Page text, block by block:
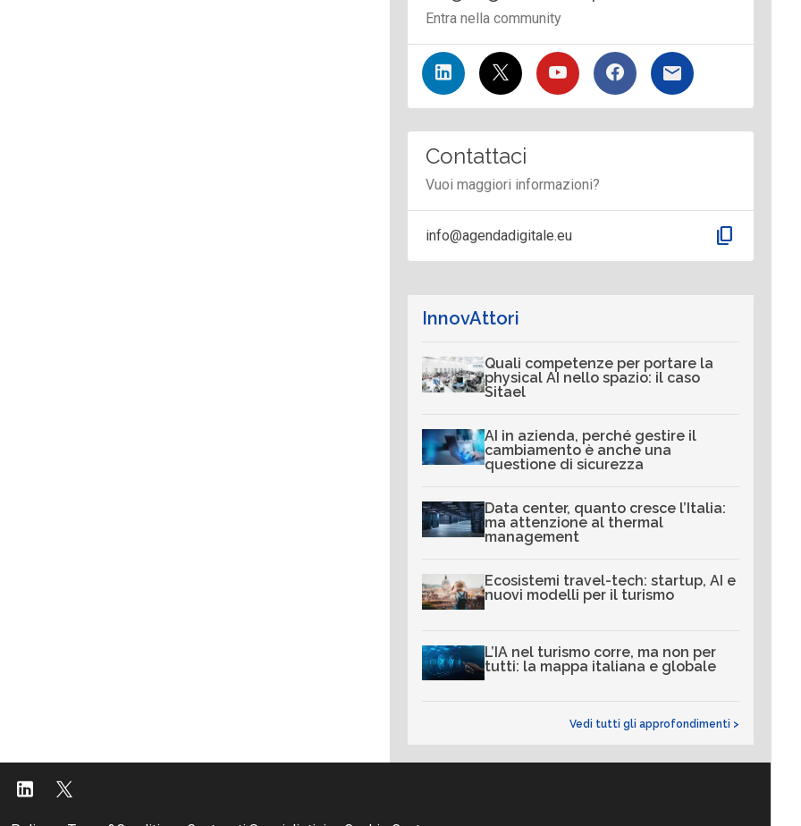
Entra nella community
Contattaci
Vuoi maggiori informazioni?
info@agendadigitale.eu content_copy
InnovAttori
Quali competenze per portare la
physical AI nello spazio: il caso
Sitael
AI in azienda, perché gestire il
cambiamento è anche una
questione di sicurezza
Data center, quanto cresce l’Italia:
ma attenzione al thermal
management
Ecosistemi travel-tech: startup, AI e
nuovi modelli per il turismo
L’IA nel turismo corre, ma non per
tutti: la mappa italiana e globale
Vedi tutti gli approfondimenti >